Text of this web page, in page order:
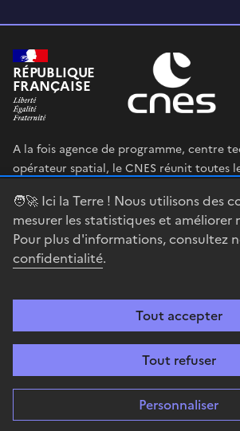
🧑‍🚀 Ici la Terre ! Nous utilisons des
mesurer les statistiques et améliorer
Pour plus d'informations, consultez
confidentialité.
Tout accepter
Tout refuser
Personnaliser
RÉPUBLIQUE
FRANÇAISE
A la fois agence de programme, centre
opérateur spatial, le CNES réunit toutes
en œuvre sa stratégie spatiale.
legifrance.gouv.fr
gouvernement.fr
Accessibilité : partiellement conforme
Gestion des cookies
guyanais
Sauf mention explicite de propriété intellectuelle
les contenus de ce site sont proposés sous